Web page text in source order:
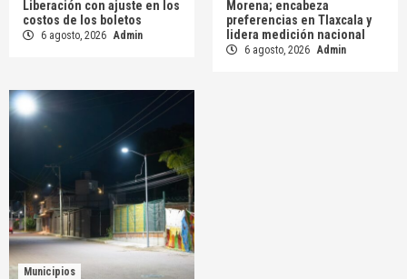
Liberación con ajuste en los
costos de los boletos
6 agosto, 2026 Admin
Morena; encabeza
preferencias en Tlaxcala y
lidera medición nacional
6 agosto, 2026 Admin
Municipios